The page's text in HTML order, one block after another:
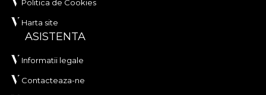
Politica de Cookies
Harta site
ASISTENTA
Informatii legale
Contacteaza-ne